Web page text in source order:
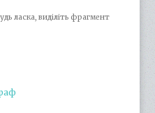
ласка, виділіть фрагмент